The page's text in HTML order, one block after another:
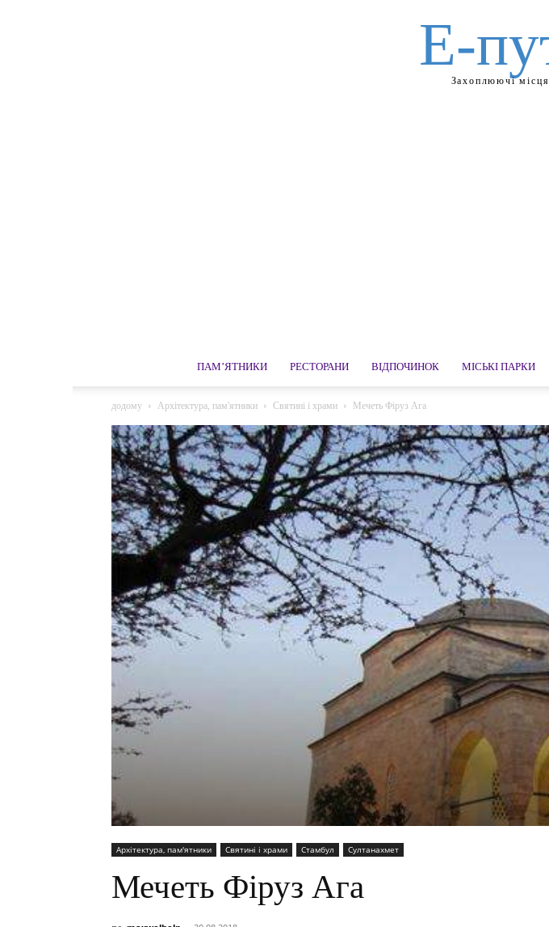
Е-
Захоплюючі
ПАМ’ЯТНИКИ РЕСТОРАНИ ВІДПОЧИНОК МІСЬКІ ПАРКИ
додому Архітектура, пам'ятники Святині і храми Мечеть Фіруз Ага
Архітектура, пам'ятники Святині і храми Стамбул Султанахмет
Мечеть Фіруз Ага